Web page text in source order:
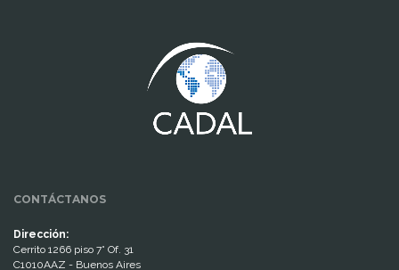
CONTÁCTANOS
Dirección:
Cerrito 1266 piso 7° Of. 31
C1010AAZ - Buenos Aires